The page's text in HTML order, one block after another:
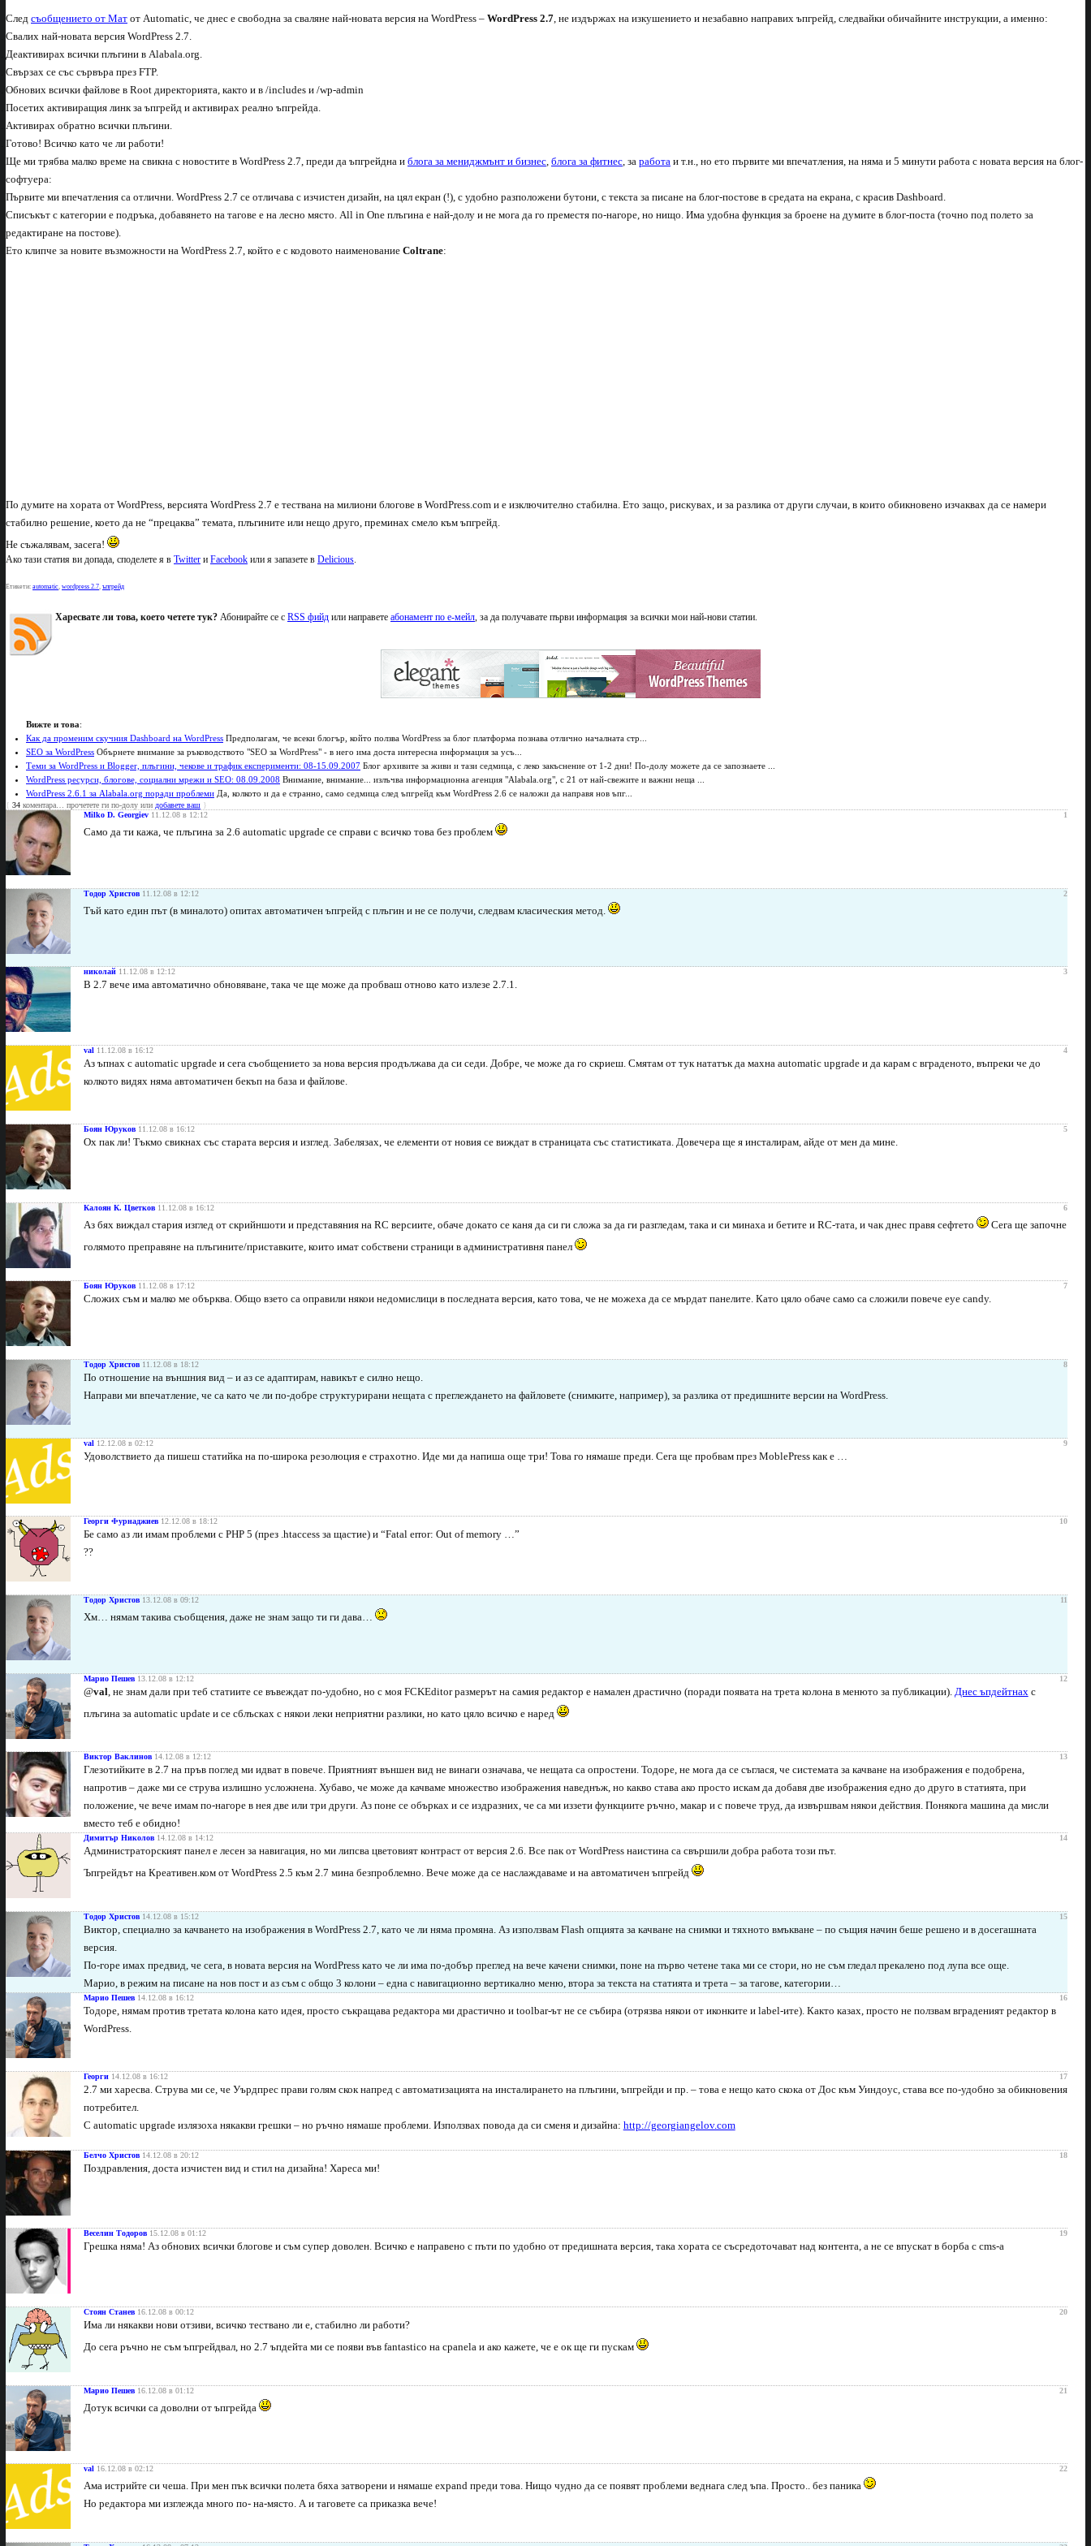
След съобщението от Мат от Automatic, че днес е свободна за сваляне най-новата версия на WordPress – WordPress 2.7, не издържах на изкушението и незабавно направих ъпгрейд, следвайки обичайните инструкции, а именно:
Свалих най-новата версия WordPress 2.7.
Деактивирах всички плъгини в Alabala.org.
Свързах се със сървъра през FTP.
Обнових всички файлове в Root директорията, както и в /includes и /wp-admin
Посетих активиращия линк за ъпгрейд и активирах реално ъпгрейда.
Активирах обратно всички плъгини.
Готово! Всичко като че ли работи!
Ще ми трябва малко време на свикна с новостите в WordPress 2.7, преди да ъпгрейдна и блога за мениджмънт и бизнес, блога за фитнес, за работа и т.н., но ето първите ми впечатления, на няма и 5 минути работа с новата версия на блог-
софтуера:
Първите ми впечатления са отлични. WordPress 2.7 се отличава с изчистен дизайн, на цял екран (!), с удобно разположени бутони, с текста за писане на блог-постове в средата на екрана, с красив Dashboard.
Списъкът с категории е подръка, добавянето на тагове е на лесно място. All in One плъгина е най-долу и не мога да го преместя по-нагоре, но нищо. Има удобна функция за броене на думите в блог-поста (точно под полето за
редактиране на постове).
Ето клипче за новите възможности на WordPress 2.7, който е с кодовото наименование Coltrane:
По думите на хората от WordPress, версията WordPress 2.7 е тествана на милиони блогове в WordPress.com и е изключително стабилна. Ето защо, рискувах, и за разлика от други случаи, в които обикновено изчаквах да се намери
стабилно решение, което да не “прецаква” темата, плъгините или нещо друго, преминах смело към ъпгрейд.
Не съжалявам, засега!
Ако тази статия ви допада, споделете я в Twitter и Facebook или я запазете в Delicious.
Етикети: automatic, wordpress 2.7, ъпгрейд
Харесвате ли това, което четете тук? Абонирайте се с RSS фийд или направете абонамент по е-мейл, за да получавате първи информация за всички мои най-нови статии.
Вижте и това:
Как да променим скучния Dashboard на WordPress Предполагам, че всеки блогър, който ползва WordPress за блог платформа познава отлично началната стр...
SEO за WordPress Обърнете внимание за ръководството "SEO за WordPress" - в него има доста интересна информация за усъ...
Теми за WordPress и Blogger, плъгини, чекове и трафик експерименти: 08-15.09.2007 Блог архивите за живи и тази седмица, с леко закъснение от 1-2 дни! По-долу можете да се запознаете ...
WordPress ресурси, блогове, социални мрежи и SEO: 08.09.2008 Внимание, внимание... излъчва информационна агенция "Alabala.org", с 21 от най-свежите и важни неща ...
WordPress 2.6.1 за Alabala.org поради проблеми Да, колкото и да е странно, само седмица след ъпгрейд към WordPress 2.6 се наложи да направя нов ъпг...
{ 34 коментара… прочетете ги по-долу или добавете ваш }
1
Milko D. Georgiev 11.12.08 в 12:12
Само да ти кажа, че плъгина за 2.6 automatic upgrade се справи с всичко това без проблем
2
Тодор Христов 11.12.08 в 12:12
Тъй като един път (в миналото) опитах автоматичен ъпгрейд с плъгин и не се получи, следвам класическия метод.
3
николай 11.12.08 в 12:12
В 2.7 вече има автоматично обновяване, така че ще може да пробваш отново като излезе 2.7.1.
4
val 11.12.08 в 16:12
Аз ъпнах с automatic upgrade и сега съобщението за нова версия продължава да си седи. Добре, че може да го скриеш. Смятам от тук нататък да махна automatic upgrade и да карам с вграденото, въпреки че до
колкото видях няма автоматичен бекъп на база и файлове.
5
Боян Юруков 11.12.08 в 16:12
Ох пак ли! Тъкмо свикнах със старата версия и изглед. Забелязах, че елементи от новия се виждат в страницата със статистиката. Довечера ще я инсталирам, айде от мен да мине.
6
Калоян К. Цветков 11.12.08 в 16:12
Аз бях виждал стария изглед от скрийншоти и представяния на RC версиите, обаче докато се каня да си ги сложа за да ги разгледам, така и си минаха и бетите и RC-тата, и чак днес правя сефтето
Сега ще започне
голямото преправяне на плъгините/приставките, които имат собствени страници в административня панел
7
Боян Юруков 11.12.08 в 17:12
Сложих съм и малко ме обърква. Общо взето са оправили някои недомислици в последната версия, като това, че не можеха да се мърдат панелите. Като цяло обаче само са сложили повече eye candy.
8
Тодор Христов 11.12.08 в 18:12
По отношение на външния вид – и аз се адаптирам, навикът е силно нещо.
Направи ми впечатление, че са като че ли по-добре структурирани нещата с преглеждането на файловете (снимките, например), за разлика от предишните версии на WordPress.
9
val 12.12.08 в 02:12
Удоволствието да пишеш статийка на по-широка резолюция е страхотно. Иде ми да напиша още три! Това го нямаше преди. Сега ще пробвам през MoblePress как е …
10
Георги Фурнаджиев 12.12.08 в 18:12
Бе само аз ли имам проблеми с PHP 5 (през .htaccess за щастие) и “Fatal error: Out of memory …”
??
11
Тодор Христов 13.12.08 в 09:12
Хм… нямам такива съобщения, даже не знам защо ти ги дава…
12
Марио Пешев 13.12.08 в 12:12
@val , не знам дали при теб статиите се въвеждат по-удобно, но с моя FCKEditor размерът на самия редактор е намален драстично (поради появата на трета колона в менюто за публикации). Днес ъпдейтнах с
плъгина за automatic update и се сблъсках с някои леки неприятни разлики, но като цяло всичко е наред
13
Виктор Ваклинов 14.12.08 в 12:12
Глезотийките в 2.7 на пръв поглед ми идват в повече. Приятният външен вид не винаги означава, че нещата са опростени. Тодоре, не мога да се съглася, че системата за качване на изображения е подобрена,
напротив – даже ми се струва излишно усложнена. Хубаво, че може да качваме множество изображения наведнъж, но какво става ако просто искам да добавя две изображения едно до друго в статията, при
положение, че вече имам по-нагоре в нея две или три други. Аз поне се обърках и се издразних, че са ми иззети функциите ръчно, макар и с повече труд, да извършвам някои действия. Понякога машина да мисли
вместо теб е обидно!
14
Димитър Николов 14.12.08 в 14:12
Администраторският панел е лесен за навигация, но ми липсва цветовият контраст от версия 2.6. Все пак от WordPress наистина са свършили добра работа този път.
Ъпгрейдът на Креативен.ком от WordPress 2.5 към 2.7 мина безпроблемно. Вече може да се наслаждаваме и на автоматичен ъпгрейд
15
Тодор Христов 14.12.08 в 15:12
Виктор, специално за качването на изображения в WordPress 2.7, като че ли няма промяна. Аз използвам Flash опцията за качване на снимки и тяхното вмъкване – по същия начин беше решено и в досегашната
версия.
По-горе имах предвид, че сега, в новата версия на WordPress като че ли има по-добър преглед на вече качени снимки, поне на първо четене така ми се стори, но не съм гледал прекалено под лупа все още.
Марио, в режим на писане на нов пост и аз съм с общо 3 колони – една с навигационно вертикално меню, втора за текста на статията и трета – за тагове, категории…
16
Марио Пешев 14.12.08 в 16:12
Тодоре, нямам против третата колона като идея, просто съкращава редактора ми драстично и toolbar-ът не се събира (отрязва някои от иконките и label-ите). Както казах, просто не ползвам вграденият редактор в
WordPress.
17
Георги 14.12.08 в 16:12
2.7 ми харесва. Струва ми се, че Уърдпрес прави голям скок напред с автоматизацията на инсталирането на плъгини, ъпгрейди и пр. – това е нещо като скока от Дос към Уиндоус, става все по-удобно за обикновения
потребител.
С automatic upgrade излязоха някакви грешки – но ръчно нямаше проблеми. Използвах повода да си сменя и дизайна: http://georgiangelov.com
18
Белчо Христов 14.12.08 в 20:12
Поздравления, доста изчистен вид и стил на дизайна! Хареса ми!
19
Веселин Тодоров 15.12.08 в 01:12
Грешка няма! Аз обнових всички блогове и съм супер доволен. Всичко е направено с пъти по удобно от предишната версия, така хората се съсредоточават над контента, а не се впускат в борба с cms-а
20
Стоян Станев 16.12.08 в 00:12
Има ли някакви нови отзиви, всичко тествано ли е, стабилно ли работи?
До сега ръчно не съм ъпгрейдвал, но 2.7 ъпдейта ми се появи във fantastico на cpanela и ако кажете, че е ок ще ги пускам
21
Марио Пешев 16.12.08 в 01:12
Дотук всички са доволни от ъпгрейда
22
val 16.12.08 в 02:12
Ама истрийте си чеша. При мен пък всички полета бяха затворени и нямаше expand преди това. Нищо чудно да се появят проблеми веднага след ъпа. Просто.. без паника
Но редактора ми изглежда много по- на-място. А и таговете са приказка вече!